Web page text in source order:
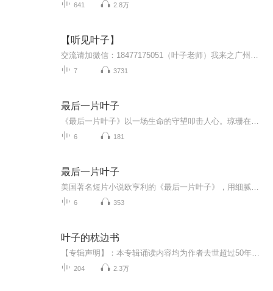
641 2.8万
【听见叶子】
7 3731
最后一片叶子
6 181
最后一片叶子
6 353
叶子的枕边书
204 2.3万